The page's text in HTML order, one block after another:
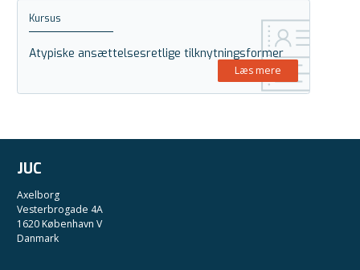
Kursus
Atypiske ansættelsesretlige tilknytningsformer
Læs mere
JUC
Axelborg
Vesterbrogade 4A
1620 København V
Danmark